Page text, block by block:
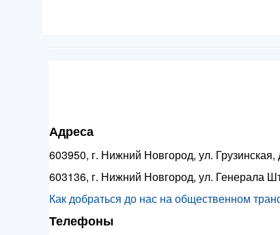
Адреса
603950, г. Нижний Новгород, ул.
603136, г. Нижний Новгород, ул. Генерала
Как добраться до нас на общественном
Телефоны